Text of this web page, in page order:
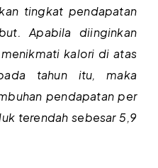
tingkat pendapatan
Apabila diinginkan
kalori di atas
tahun itu, maka
pendapatan per
terendah sebesar 5,9